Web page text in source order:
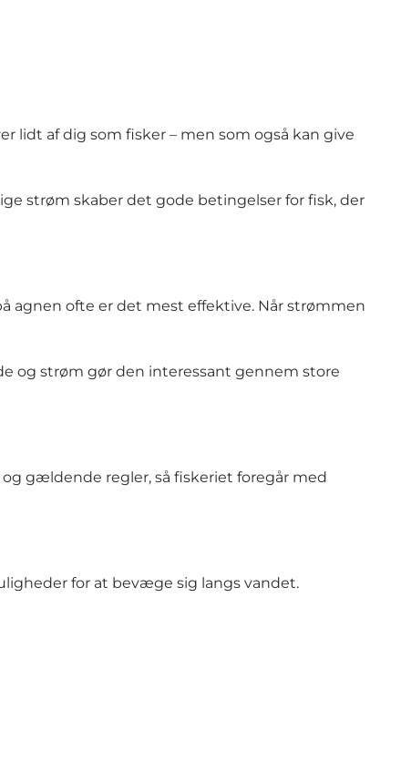
lidt af dig som fisker – men som også kan give
strøm skaber det gode betingelser for fisk, der
ofte er det mest effektive. Når strømmen
og strøm gør den interessant gennem store
gældende regler, så fiskeriet foregår med
for at bevæge sig langs vandet.